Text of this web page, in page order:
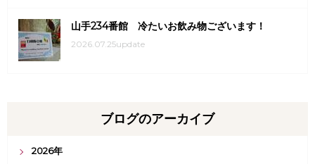
山手234番館 冷たいお飲み物ございます！
2026.07.25update
ブログのアーカイブ
2026年